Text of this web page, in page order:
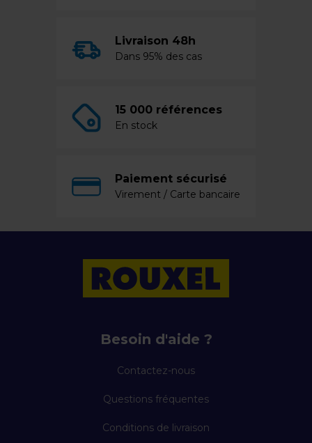
Livraison 48h
Dans 95% des cas
15 000 références
En stock
Paiement sécurisé
Virement / Carte bancaire
Besoin d'aide ?
Contactez-nous
Questions fréquentes
Conditions de livraison